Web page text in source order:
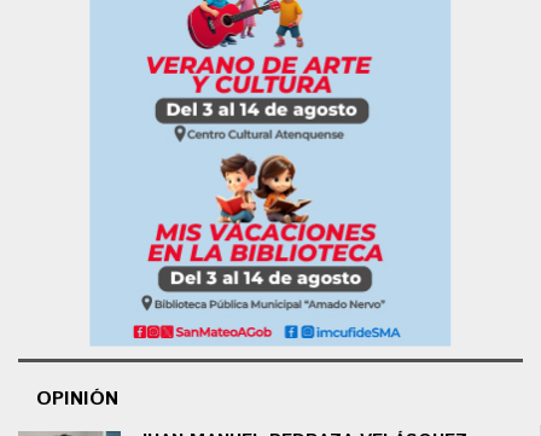
OPINIÓN